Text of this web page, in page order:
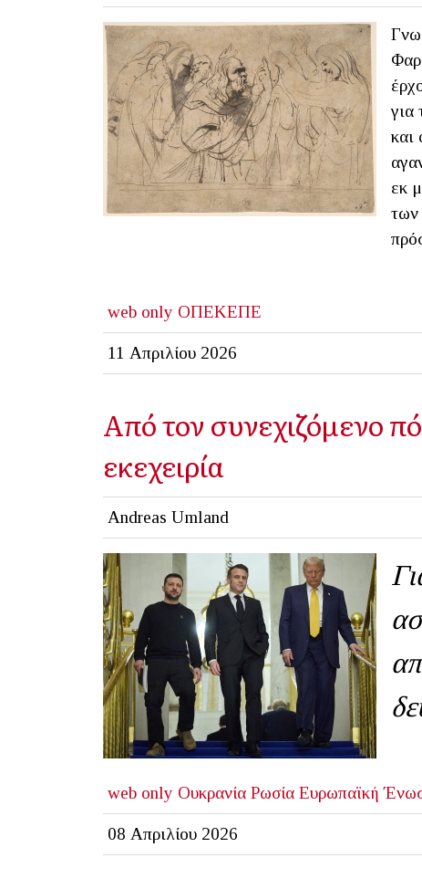
για
και
εκ
των
web only ΟΠΕΚΕΠΕ
11 Απριλίου 2026
Από τον συνεχιζόμενο
εκεχειρία
Andreas Umland
web only Ουκρανία Ρωσία Ευρωπαϊκή
08 Απριλίου 2026